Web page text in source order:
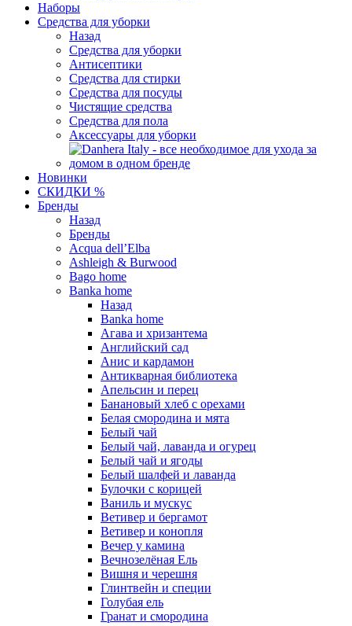
Наборы
Средства для уборки
Назад
Средства для уборки
Антисептики
Средства для стирки
Средства для посуды
Чистящие средства
Средства для пола
Аксессуары для уборки
Новинки
СКИДКИ %
Бренды
Назад
Бренды
Acqua dell’Elba
Ashleigh & Burwood
Bago home
Banka home
Назад
Banka home
Агава и хризантема
Английский сад
Анис и кардамон
Антикварная библиотека
Апельсин и перец
Банановый хлеб с орехами
Белая смородина и мята
Белый чай
Белый чай, лаванда и огурец
Белый чай и ягоды
Белый шалфей и лаванда
Булочки с корицей
Ваниль и мускус
Ветивер и бергамот
Ветивер и конопля
Вечер у камина
Вечнозелёная Ель
Вишня и черешня
Глинтвейн и специи
Голубая ель
Гранат и смородина